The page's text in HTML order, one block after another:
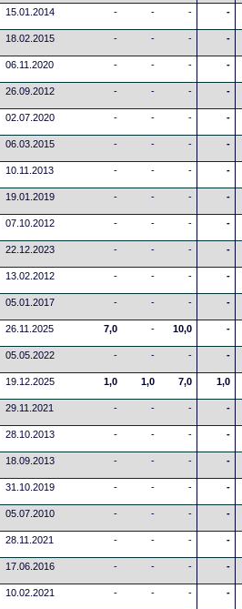
15.01.2014 - - - -
18.02.2015 - - - -
06.11.2020 - - - -
26.09.2012 - - - -
02.07.2020 - - - -
06.03.2015 - - - -
10.11.2013 - - - -
19.01.2019 - - - -
07.10.2012 - - - -
22.12.2023 - - - -
13.02.2012 - - - -
05.01.2017 - - - -
26.11.2025 7,0 - 10,0 -
05.05.2022 - - - -
19.12.2025 1,0 1,0 7,0 1,0
29.11.2021 - - - -
28.10.2013 - - - -
18.09.2013 - - - -
31.10.2019 - - - -
05.07.2010 - - - -
28.11.2021 - - - -
17.06.2016 - - - -
10.02.2021 - - - -